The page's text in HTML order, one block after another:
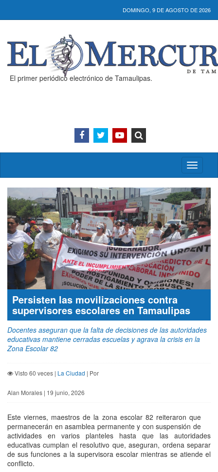
DOMINGO, 9 DE AGOSTO DE 2026
El primer periódico electrónico de Tamaulipas.
Activar/
menú
Persisten las movilizaciones contra
supervisores escolares en Tamaulipas
Docentes aseguran que la falta de decisiones de las autoridades
educativas mantiene cerradas escuelas y agrava la crisis en la
Zona Escolar 82
Visto 60 veces | La Ciudad | Por
Alan Morales | 19 junio, 2026
Este viernes, maestros de la zona escolar 82 reiteraron que
permanecerán en asamblea permanente y con suspensión de
actividades en varios planteles hasta que las autoridades
educativas cumplan el resolutivo que, aseguran, ordena separar
de sus funciones a la supervisora escolar mientras se atiende el
conflicto.